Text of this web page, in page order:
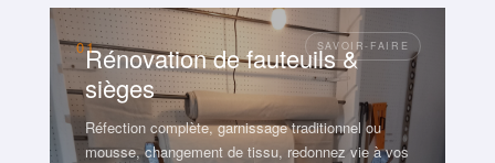
01Rénovation de fauteuils &
sièges
Réfection complète, garnissage traditionnel ou
mousse, changement de tissu, redonnez vie à vos